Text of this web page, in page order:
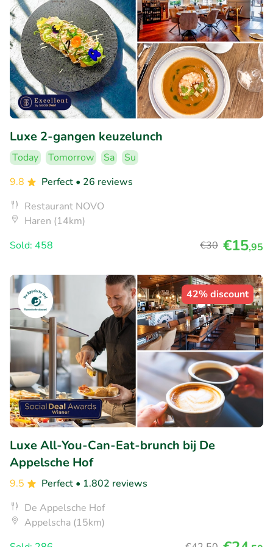
Luxe 2-gangen keuzelunch
Today Tomorrow Sa
Su
9.8
Perfect • 26 reviews
Restaurant NOVO
Haren (14km)
Sold: 458
€30 €15,95
42% discount
Luxe All-You-Can-Eat-brunch bij De
Appelsche Hof
9.5 Perfect • 1.802 reviews
De Appelsche Hof
Appelscha (15km)